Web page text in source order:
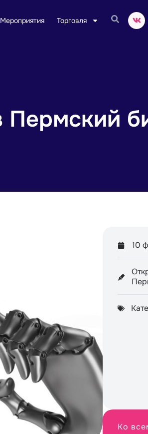
Мероприятия Торговля
Пермский
10
Ко